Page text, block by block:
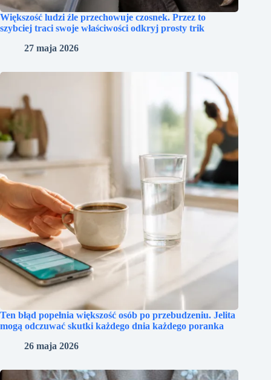
Większość ludzi źle przechowuje czosnek. Przez to
szybciej traci swoje właściwości odkryj prosty trik
27 maja 2026
Ten błąd popełnia większość osób po przebudzeniu. Jelita
mogą odczuwać skutki każdego dnia każdego poranka
26 maja 2026